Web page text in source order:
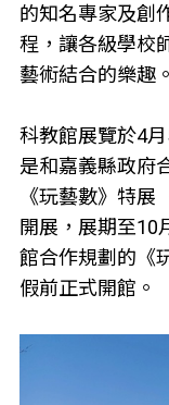
的知名專家及創
程，讓各級學校
藝術結合的樂趣。
科教館展覽於4
是和嘉義縣政府
《玩藝數》特
開展，展期至10
館合作規劃的《
假前正式開館。